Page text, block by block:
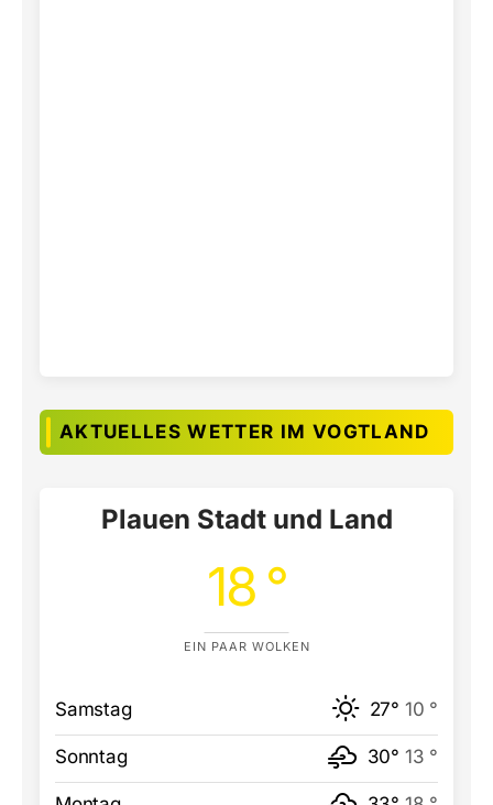
AKTUELLES WETTER IM VOGTLAND
Plauen Stadt und Land
18 °
EIN PAAR WOLKEN
Samstag 27° 10 °
Sonntag 30° 13 °